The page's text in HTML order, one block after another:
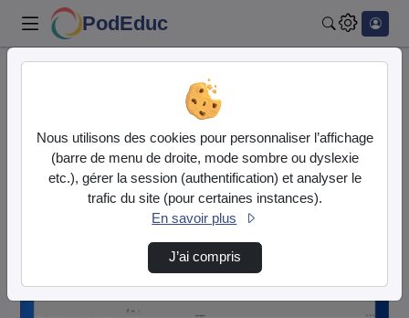
PodEduc
Tutoriel Freecad 1.0 - introduction
Lire
la
Nous utilisons des cookies pour personnaliser l’affichage
(barre de menu de droite, mode sombre ou dyslexie
etc.), gérer la session (authentification) et analyser le
trafic du site (pour certaines instances).
En savoir plus
J’ai compris